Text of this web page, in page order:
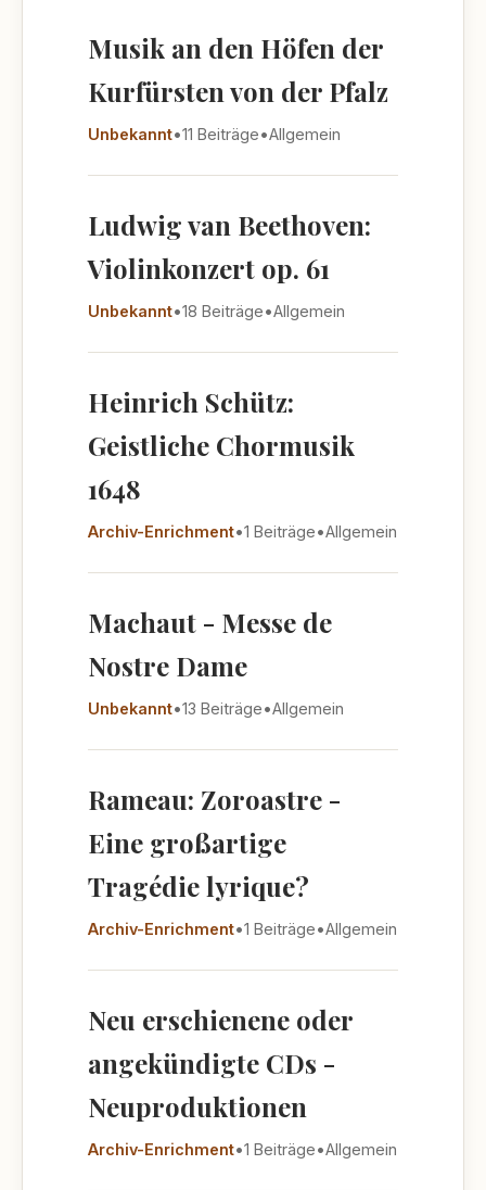
Musik an den Höfen der
Kurfürsten von der Pfalz
Unbekannt•11 Beiträge•Allgemein
Ludwig van Beethoven:
Violinkonzert op. 61
Unbekannt•18 Beiträge•Allgemein
Heinrich Schütz:
Geistliche Chormusik
1648
Archiv-Enrichment•1 Beiträge•Allgemein
Machaut - Messe de
Nostre Dame
Unbekannt•13 Beiträge•Allgemein
Rameau: Zoroastre -
Eine großartige
Tragédie lyrique?
Archiv-Enrichment•1 Beiträge•Allgemein
Neu erschienene oder
angekündigte CDs -
Neuproduktionen
Archiv-Enrichment•1 Beiträge•Allgemein